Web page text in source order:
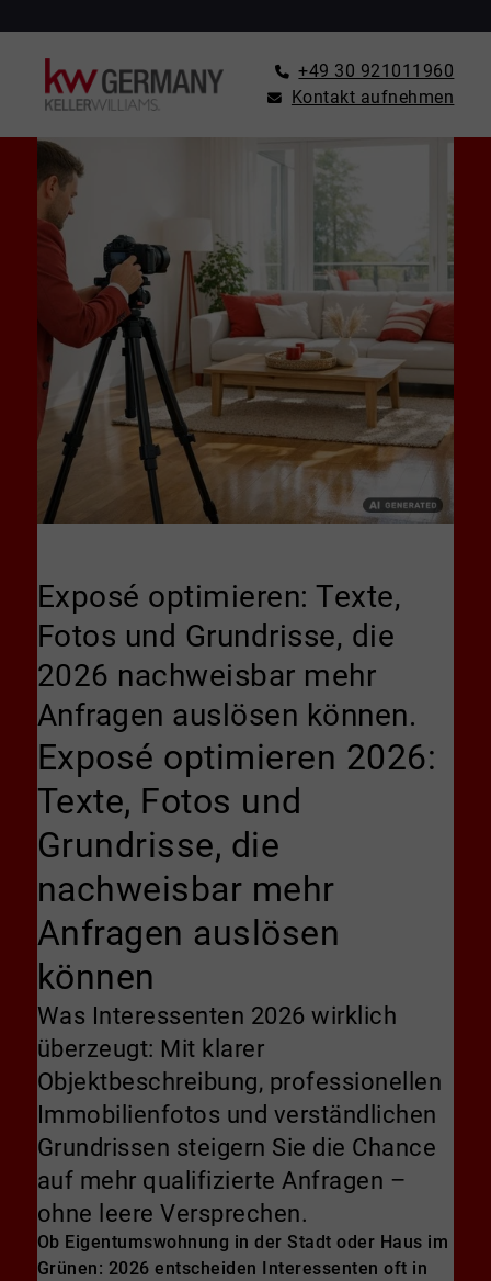
+49 30 921011960
Kontakt aufnehmen
Exposé optimieren: Texte,
Fotos und Grundrisse, die
2026 nachweisbar mehr
Anfragen auslösen können.
Exposé optimieren 2026:
Texte, Fotos und
Grundrisse, die
nachweisbar mehr
Anfragen auslösen
können
Was Interessenten 2026 wirklich
überzeugt: Mit klarer
Objektbeschreibung, professionellen
Immobilienfotos und verständlichen
Grundrissen steigern Sie die Chance
auf mehr qualifizierte Anfragen –
ohne leere Versprechen.
Ob Eigentumswohnung in der Stadt oder Haus im
Grünen: 2026 entscheiden Interessenten oft in